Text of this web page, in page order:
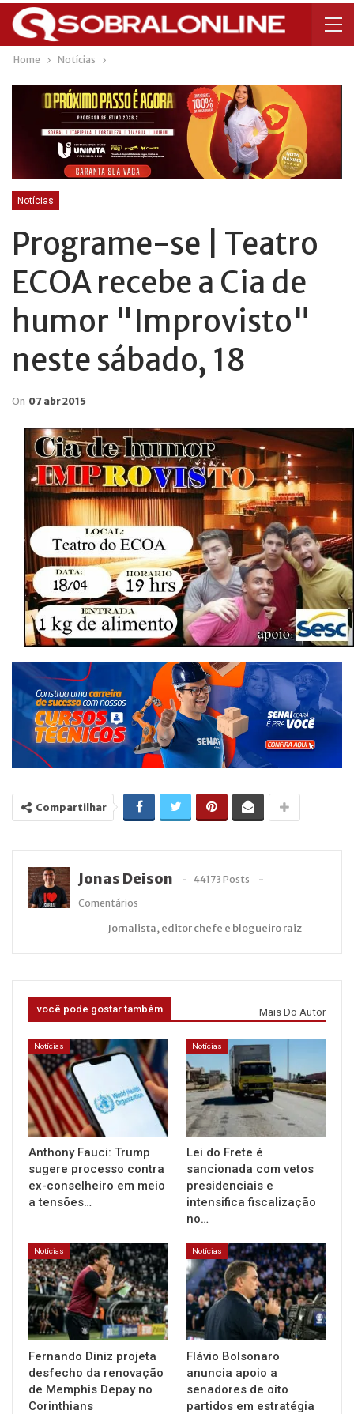
Home Notícias
Notícias
Programe-se | Teatro
ECOA recebe a Cia de
humor "Improvisto"
neste sábado, 18
On 07 abr 2015
Compartilhar
Jonas Deison
44173 Posts
Comentários
Jornalista, editor chefe e blogueiro raiz
você pode gostar também Mais Do Autor
Notícias
Anthony Fauci: Trump
sugere processo contra
ex-conselheiro em meio
a tensões…
Notícias
Lei do Frete é
sancionada com vetos
presidenciais e
intensifica fiscalização
no…
Notícias
Fernando Diniz projeta
desfecho da renovação
de Memphis Depay no
Corinthians
Notícias
Flávio Bolsonaro
anuncia apoio a
senadores de oito
partidos em estratégia